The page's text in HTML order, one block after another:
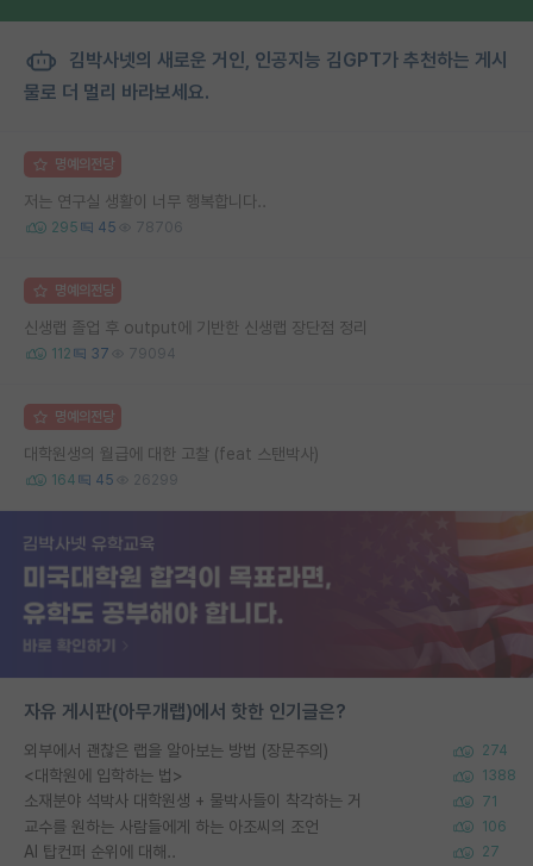
김박사넷의 새로운 거인, 인공지능 김GPT가 추천하는 게시
물로 더 멀리 바라보세요.
명예의전당
저는 연구실 생활이 너무 행복합니다..
295 45 78706
명예의전당
신생랩 졸업 후 output에 기반한 신생랩 장단점 정리
112 37 79094
명예의전당
대학원생의 월급에 대한 고찰 (feat 스탠박사)
164 45 26299
자유 게시판(아무개랩)에서 핫한 인기글은?
외부에서 괜찮은 랩을 알아보는 방법 (장문주의) 274
<대학원에 입학하는 법> 1388
소재분야 석박사 대학원생 + 물박사들이 착각하는 거 71
교수를 원하는 사람들에게 하는 아조씨의 조언 106
AI 탑컨퍼 순위에 대해.. 27